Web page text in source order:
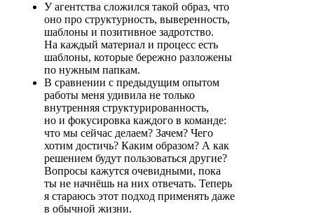
У агентства сложился такой образ, что
оно про структурность, выверенность,
шаблоны и позитивное задротство.
На каждый материал и процесс есть
шаблоны, которые бережно разложены
по нужным папкам.
В сравнении с предыдущим опытом
работы меня удивила не только
внутренняя структурированность,
но и фокусировка каждого в команде:
что мы сейчас делаем? Зачем? Чего
хотим достичь? Каким образом? А как
решением будут пользоваться другие?
Вопросы кажутся очевидными, пока
ты не начнёшь на них отвечать. Теперь
я стараюсь этот подход применять даже
в обычной жизни.